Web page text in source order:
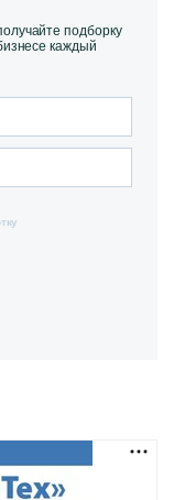
подборку
каждый